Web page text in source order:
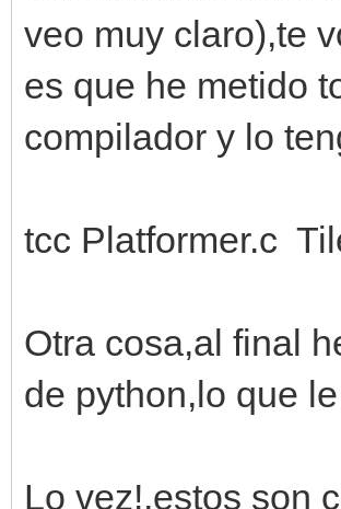
veo muy claro),te
es que he metido
compilador y lo
tcc Platformer.c
Otra cosa,al final
de python,lo que
Lo vez!,estos son